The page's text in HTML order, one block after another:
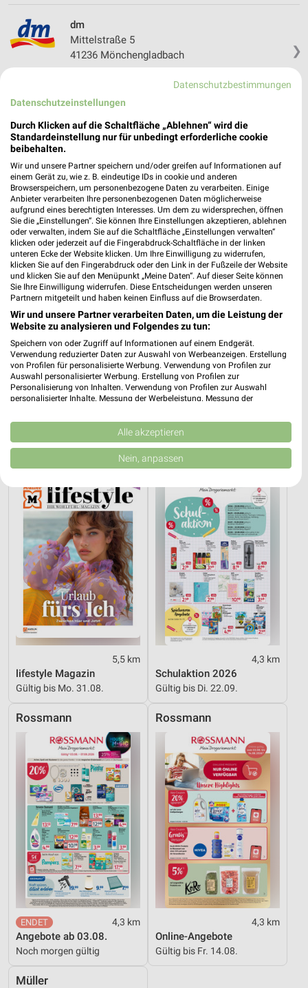
❯
dm
Mittelstraße 5
41236 Mönchengladbach
Drogerie & Parfümerie Angebote für
Korschenbroich und Umgebung
7 Prospekte
Müller
5,5 km
Gültig bis Mi. 30.09.
Müller
5,5 km
Gültig bis Sa. 08.08.
5,5 km
lifestyle Magazin
Gültig bis Mo. 31.08.
Rossmann
4,3 km
Schulaktion 2026
Gültig bis Di. 22.09.
Rossmann
4,3 km
Angebote ab 03.08.
Noch morgen gültig
Rossmann
4,3 km
Online-Angebote
Gültig bis Fr. 14.08.
Müller
Datenschutzbestimmungen
Datenschutzeinstellungen
Durch Klicken auf die Schaltfläche „Ablehnen“ wird die
Standardeinstellung nur für unbedingt erforderliche cookie
beibehalten.
Wir und unsere Partner speichern und/oder greifen auf Informationen auf
einem Gerät zu, wie z. B. eindeutige IDs in cookie und anderen
Browserspeichern, um personenbezogene Daten zu verarbeiten. Einige
Anbieter verarbeiten Ihre personenbezogenen Daten möglicherweise
aufgrund eines berechtigten Interesses. Um dem zu widersprechen, öffnen
Sie die „Einstellungen“. Sie können Ihre Einstellungen akzeptieren, ablehnen
oder verwalten, indem Sie auf die Schaltfläche „Einstellungen verwalten“
klicken oder jederzeit auf die Fingerabdruck-Schaltfläche in der linken
unteren Ecke der Website klicken. Um Ihre Einwilligung zu widerrufen,
klicken Sie auf den Fingerabdruck oder den Link in der Fußzeile der Website
und klicken Sie auf den Menüpunkt „Meine Daten“. Auf dieser Seite können
Sie Ihre Einwilligung widerrufen. Diese Entscheidungen werden unseren
Partnern mitgeteilt und haben keinen Einfluss auf die Browserdaten.
Wir und unsere Partner verarbeiten Daten, um die Leistung der
Website zu analysieren und Folgendes zu tun:
Speichern von oder Zugriff auf Informationen auf einem Endgerät.
Verwendung reduzierter Daten zur Auswahl von Werbeanzeigen. Erstellung
von Profilen für personalisierte Werbung. Verwendung von Profilen zur
Auswahl personalisierter Werbung. Erstellung von Profilen zur
Personalisierung von Inhalten. Verwendung von Profilen zur Auswahl
personalisierter Inhalte. Messung der Werbeleistung. Messung der
Kombinationen von Daten aus verschiedenen Quellen. Entwicklung und
Verbesserung der Angebote. Verwendung reduzierter Daten zur Auswahl
von Inhalten.
Daten können außerhalb der Europäischen Union weitergegeben und in die
Website/App.
Partnerliste anzeigen (1 IAB-Anbieter)
Wir nutzen Ihre Daten für folgende Zwecke:
IAB-Verarbeitungszwecke:
Speichern von oder Zugriff auf Informationen
auf einem Endgerät
Verwendung reduzierter Daten zur Auswahl von
Werbeanzeigen
Erstellung von Profilen für personalisierte
Verwendung von Profilen zur Auswahl
personalisierter Werbung
Erstellung von Profilen zur Personalisierung
von Inhalten
Verwendung von Profilen zur Auswahl
personalisierter Inhalte
Messung der Werbeleistung
Messung der Performance von Inhalten
Analyse von Zielgruppen durch Statistiken oder
Kombinationen von Daten aus verschiedenen
Quellen
Entwicklung und Verbesserung der Angebote
Verwendung reduzierter Daten zur Auswahl von
Inhalten
IAB-Besonderheiten:
Alle akzeptieren
Nein, anpassen